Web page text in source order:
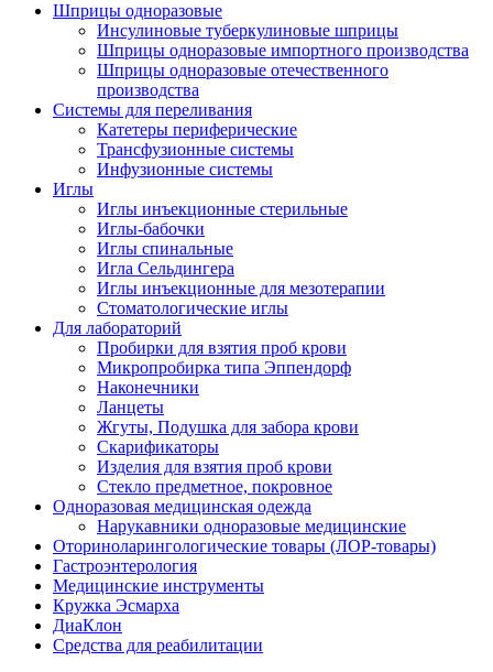
Шприцы одноразовые
Инсулиновые туберкулиновые шприцы
Шприцы одноразовые импортного производства
Шприцы одноразовые отечественного
производства
Системы для переливания
Катетеры периферические
Трансфузионные системы
Инфузионные системы
Иглы
Иглы инъекционные стерильные
Иглы-бабочки
Иглы спинальные
Игла Сельдингера
Иглы инъекционные для мезотерапии
Стоматологические иглы
Для лабораторий
Пробирки для взятия проб крови
Микропробирка типа Эппендорф
Наконечники
Ланцеты
Жгуты, Подушка для забора крови
Скарификаторы
Изделия для взятия проб крови
Стекло предметное, покровное
Одноразовая медицинская одежда
Нарукавники одноразовые медицинские
Оториноларингологические товары (ЛОР-товары)
Гастроэнтерология
Медицинские инструменты
Кружка Эсмарха
ДиаКлон
Средства для реабилитации